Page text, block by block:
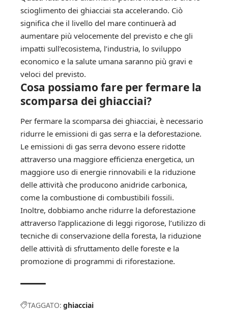
scioglimento dei ghiacciai sta accelerando. Ciò
significa che il livello del mare continuerà ad
aumentare più velocemente del previsto e che gli
impatti sull’ecosistema, l’industria, lo sviluppo
economico e la salute umana saranno più gravi e
veloci del previsto.
Cosa possiamo fare per fermare la
scomparsa dei ghiacciai?
Per fermare la scomparsa dei ghiacciai, è necessario
ridurre le emissioni di gas serra e la deforestazione.
Le emissioni di gas serra devono essere ridotte
attraverso una maggiore efficienza energetica, un
maggiore uso di energie rinnovabili e la riduzione
delle attività che producono anidride carbonica,
come la combustione di combustibili fossili.
Inoltre, dobbiamo anche ridurre la deforestazione
attraverso l’applicazione di leggi rigorose, l’utilizzo di
tecniche di conservazione della foresta, la riduzione
delle attività di sfruttamento delle foreste e la
promozione di programmi di riforestazione.
TAGGATO: ghiacciai